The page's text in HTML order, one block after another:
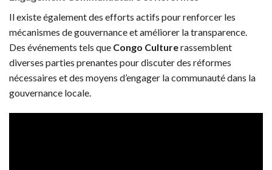
Il existe également des efforts actifs pour renforcer les
mécanismes de gouvernance et améliorer la transparence.
Des événements tels que Congo Culturerassemblent
diverses parties prenantes pour discuter des réformes
nécessaires et des moyens d’engager la communauté dans la
gouvernance locale.